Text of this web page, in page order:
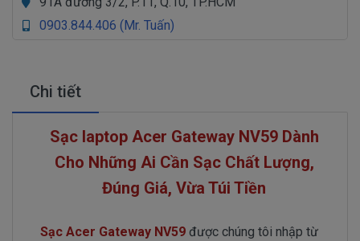
0903.844.406 (Mr. Tuấn)
Chi tiết
Sạc laptop Acer Gateway NV59 Dành
Cho Những Ai Cần Sạc Chất Lượng,
Đúng Giá, Vừa Túi Tiền
Sạc Acer Gateway NV59 được chúng tôi nhập từ